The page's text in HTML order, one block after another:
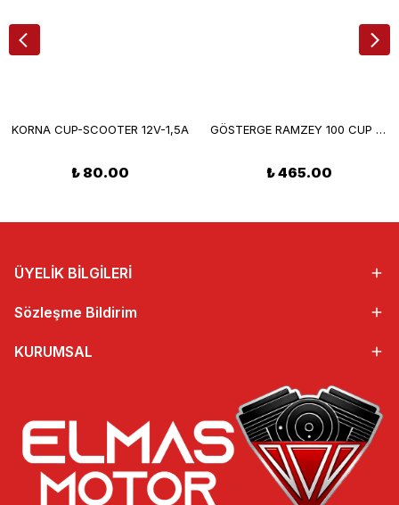
KORNA CUP-SCOOTER 12V-1,5A
₺ 80.00
GÖSTERGE RAMZEY 100 CUP KOMPLE
₺ 465.00
ÜYELİK BİLGİLERİ
Sözleşme Bildirim
KURUMSAL